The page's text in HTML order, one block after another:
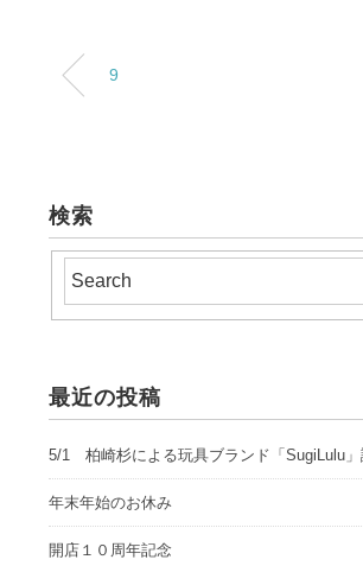
9
検索
最近の投稿
5/1 柏崎杉による玩具ブランド「SugiLulu」
年末年始のお休み
開店１０周年記念